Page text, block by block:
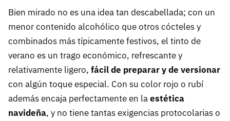
Bien mirado no es una idea tan descabellada; con un
menor contenido alcohólico que otros cócteles y
combinados más típicamente festivos, el tinto de
verano es un trago económico, refrescante y
relativamente ligero, fácil de preparar y de versionar
con algún toque especial. Con su color rojo o rubí
además encaja perfectamente en laestética
navideña, y no tiene tantas exigencias protocolarias o